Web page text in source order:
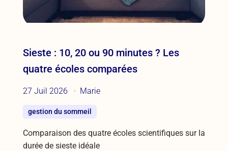
Sieste : 10, 20 ou 90 minutes ? Les
quatre écoles comparées
27 Juil 2026 Marie
gestion du sommeil
Comparaison des quatre écoles scientifiques sur la
durée de sieste idéale